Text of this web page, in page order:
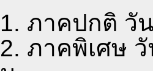
1. ภาคปกติ วั
2. ภาคพิเศษ วั